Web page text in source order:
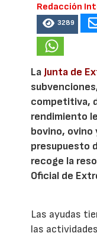
Redacción
3289
La Junta de
competitiva,
rendimiento
bovino, ovino
presupuesto
recoge la
Oficial de
Las ayudas
las